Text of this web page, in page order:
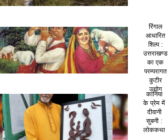
रिंगाल
आधारित
शिल्प :
उत्तराखण्ड
का एक
परम्परागत
कुटीर
उद्योग
कानिया
के प्रेम में
दीवानी
सुबनी :
लोककथा